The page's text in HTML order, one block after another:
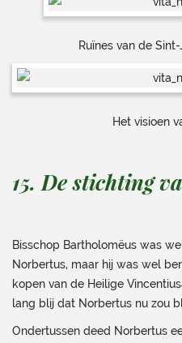
Ruïnes van de
Het visioen
15. De stichting
Bisschop Bartholomëus was
Norbertus, maar hij was wel
kopen van de Heilige
lang blij dat Norbertus nu zou
Ondertussen deed Norbertus